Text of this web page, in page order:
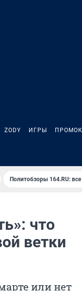
ZODY ИГРЫ
Политобзоры 164.RU:
что
ветки
или нет